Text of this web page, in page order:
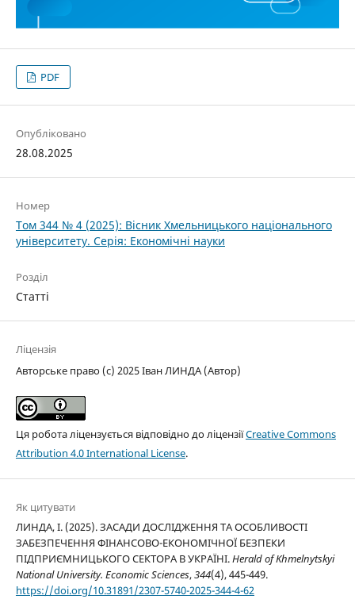
PDF
Опубліковано
28.08.2025
Номер
Том 344 № 4 (2025): Вісник Хмельницького національного
університету. Серія: Економічні науки
Розділ
Статті
Ліцензія
Авторське право (c) 2025 Іван ЛИНДА (Автор)
Ця робота ліцензується відповідно до ліцензіїCreative Commons
Attribution 4.0 International License.
Як цитувати
ЛИНДА, І. (2025). ЗАСАДИ ДОСЛІДЖЕННЯ ТА ОСОБЛИВОСТІ
ЗАБЕЗПЕЧЕННЯ ФІНАНСОВО-ЕКОНОМІЧНОЇ БЕЗПЕКИ
ПІДПРИЄМНИЦЬКОГО СЕКТОРА В УКРАЇНІ.Herald of Khmelnytskyi
National University. Economic Sciences,344(4), 445-449.
https://doi.org/10.31891/2307-5740-2025-344-4-62